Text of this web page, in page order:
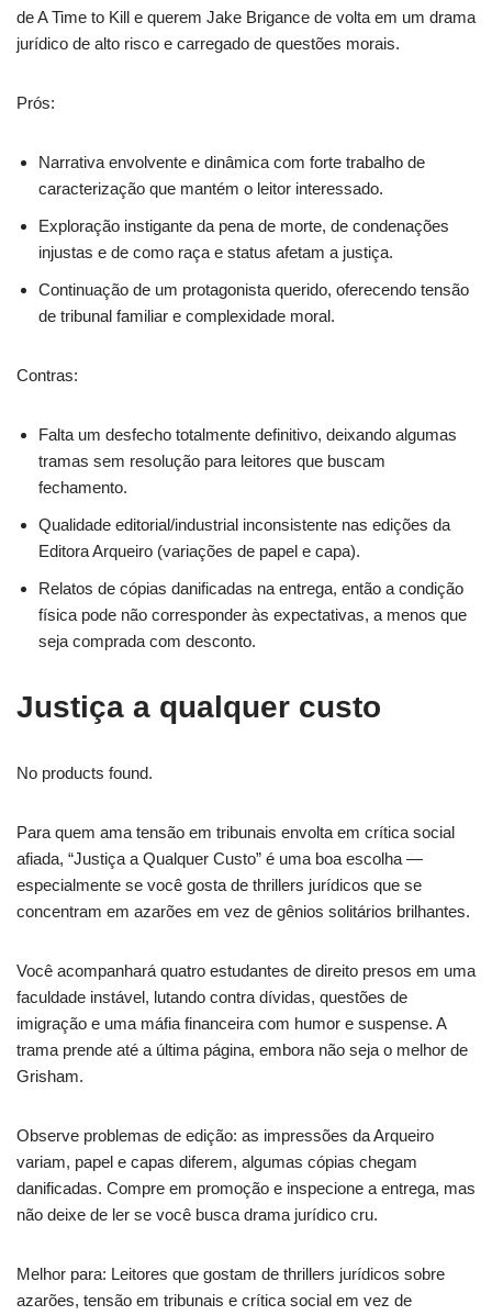
de A Time to Kill e querem Jake Brigance de volta em um drama
jurídico de alto risco e carregado de questões morais.
Prós:
Narrativa envolvente e dinâmica com forte trabalho de
caracterização que mantém o leitor interessado.
Exploração instigante da pena de morte, de condenações
injustas e de como raça e status afetam a justiça.
Continuação de um protagonista querido, oferecendo tensão
de tribunal familiar e complexidade moral.
Contras:
Falta um desfecho totalmente definitivo, deixando algumas
tramas sem resolução para leitores que buscam
fechamento.
Qualidade editorial/industrial inconsistente nas edições da
Editora Arqueiro (variações de papel e capa).
Relatos de cópias danificadas na entrega, então a condição
física pode não corresponder às expectativas, a menos que
seja comprada com desconto.
Justiça a qualquer custo
No products found.
Para quem ama tensão em tribunais envolta em crítica social
afiada, “Justiça a Qualquer Custo” é uma boa escolha —
especialmente se você gosta de thrillers jurídicos que se
concentram em azarões em vez de gênios solitários brilhantes.
Você acompanhará quatro estudantes de direito presos em uma
faculdade instável, lutando contra dívidas, questões de
imigração e uma máfia financeira com humor e suspense. A
trama prende até a última página, embora não seja o melhor de
Grisham.
Observe problemas de edição: as impressões da Arqueiro
variam, papel e capas diferem, algumas cópias chegam
danificadas. Compre em promoção e inspecione a entrega, mas
não deixe de ler se você busca drama jurídico cru.
Melhor para: Leitores que gostam de thrillers jurídicos sobre
azarões, tensão em tribunais e crítica social em vez de